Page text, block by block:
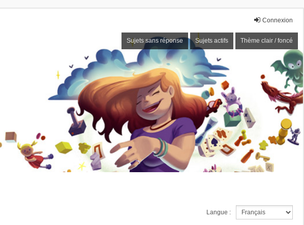
Connexion
Sujets sans réponse Sujets actifs Thème clair / foncé
Langue :